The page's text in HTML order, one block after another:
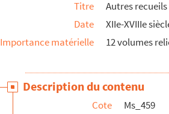
Titre
Autres
Date
XIIe-XVIIIe
Importance matérielle
12 volumes
Description du contenu
Cote
Ms_459